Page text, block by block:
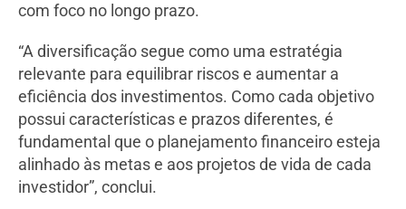
com foco no longo prazo.
“A diversificação segue como uma estratégia
relevante para equilibrar riscos e aumentar a
eficiência dos investimentos. Como cada objetivo
possui características e prazos diferentes, é
fundamental que o planejamento financeiro esteja
alinhado às metas e aos projetos de vida de cada
investidor”, conclui.